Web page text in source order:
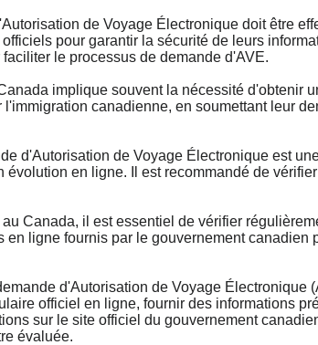
de Voyage Électronique doit être
pour garantir la sécurité de leurs
le processus de demande d'AVE.
implique souvent la nécessité d'obtenir
canadienne, en soumettant leur
d'Autorisation de Voyage Électronique est
en ligne. Il est recommandé de
Canada, il est essentiel de vérifier
ligne fournis par le gouvernement
d'Autorisation de Voyage Électronique
officiel en ligne, fournir des informations
sur le site officiel du gouvernement
évaluée.